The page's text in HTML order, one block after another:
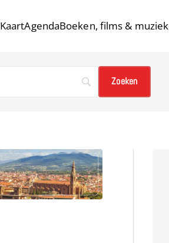
KaartAgendaBoeken, films & muziek